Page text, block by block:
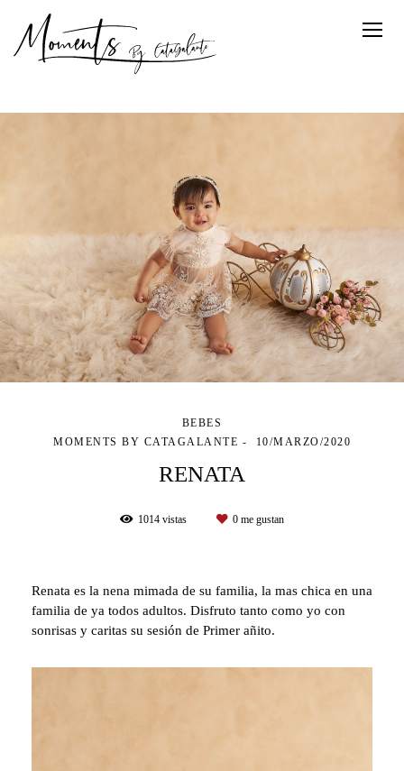
BEBES
MOMENTS BY CATAGALANTE
10/MARZO/2020
RENATA
1014 vistas 0 me gustan
Renata es la nena mimada de su familia, la mas chica en una
familia de ya todos adultos. Disfruto tanto como yo con
sonrisas y caritas su sesión de Primer añito.